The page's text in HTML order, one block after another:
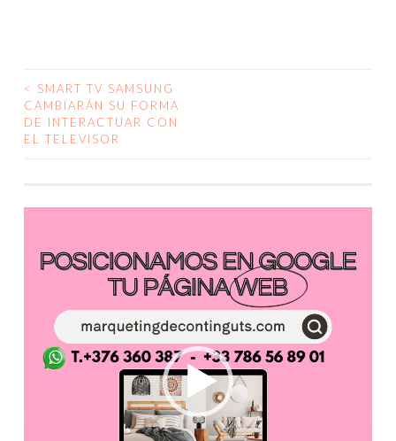
NAVEGACIÓN
DE
<
SMART TV SAMSUNG
CAMBIARÁN SU FORMA
DE INTERACTUAR CON
EL TELEVISOR
vídeo